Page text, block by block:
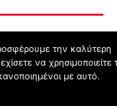
προσβασιμότητας
την καλύτερη
να χρησιμοποιείτε
με αυτό.